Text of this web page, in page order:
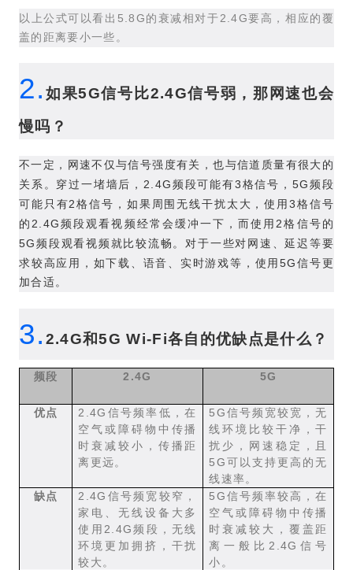
以上公式可以看出 5.8G 的衰减相对于 2.4G要高，相应的覆
盖的距离要小一些。
2. 如果5G信号比2.4G信号弱，那网速也会
慢吗？
不一定，网速不仅与信号强度有关，也与信道质量有很大的
关系。穿过一堵墙后， 2.4G 频段可能有3 格信号， 5G 频段
可能只有2 格信号，如果周围无线干扰太大，使用3 格信号
的2.4G 频段观看视频经常会缓冲一下，而使用2 格信号的
5G 频段观看视频就比较流畅。对于一些对网速、延迟等要
求较高应用，如下载、语音、实时游戏等，使用5G 信号更
加合适。
3. 2.4G和5G Wi-Fi各自的优缺点是什么？
频段 2.4G 5G
优点 2.4G 信号频率低，在
空气或障碍物中传播
时衰减较小，传播距
离更远。
5G 信号频宽较宽，无
线环境比较干净，干
扰少，网速稳定，且
5G 可以支持更高的无
线速率。
缺点
2.4G 信号频宽较窄，
家电、无线设备大多
使用 2.4G 频段，无线
环境更加拥挤，干扰
较大。
5G 信号频率较高，在
空气或障碍物中传播
时衰减较大，覆盖距
离一般比2.4G 信号
小。